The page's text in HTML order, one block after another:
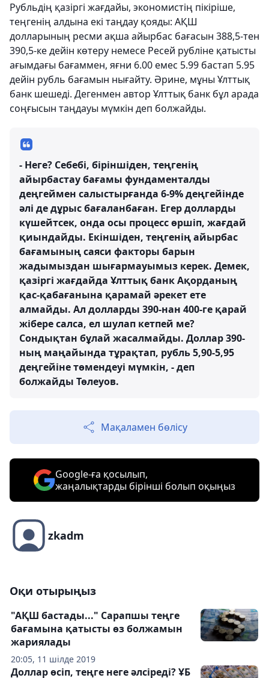
Рубльдің қазіргі жағдайы, экономистің пікіріше,
теңгенің алдына екі таңдау қояды: АҚШ
долларының ресми ақша айырбас бағасын 388,5-тен
390,5-ке дейін көтеру немесе Ресей рубліне қатысты
ағымдағы бағаммен, яғни 6.00 емес 5.99 бастап 5.95
дейін рубль бағамын нығайту. Әрине, мұны Ұлттық
банк шешеді. Дегенмен автор Ұлттық банк бұл арада
соңғысын таңдауы мүмкін деп болжайды.
- Неге? Себебі, біріншіден, теңгенің
айырбастау бағамы фундаменталды
деңгеймен салыстырғанда 6-9% деңгейінде
әлі де дұрыс бағаланбаған. Егер долларды
күшейтсек, онда осы процесс өршіп, жағдай
қиындайды. Екіншіден, теңгенің айырбас
бағамының саяси факторы барын
жадымыздан шығармауымыз керек. Демек,
қазіргі жағдайда Ұлттық банк Ақорданың
қас-қабағанына қарамай әрекет ете
алмайды. Ал долларды 390-нан 400-ге қарай
жібере салса, ел шулап кетпей ме?
Сондықтан бұлай жасалмайды. Доллар 390-
ның маңайында тұрақтап, рубль 5,90-5,95
деңгейіне төмендеуі мүмкін, - деп
болжайды Төлеуов.
Мақаламен бөлісу
Google-ға қосылып,
жаңалықтарды бірінші болып оқыңыз
zkadm
Оқи отырыңыз
20:05, 11 шілде 2019
"АҚШ бастады..." Сарапшы теңге
бағамына қатысты өз болжамын
жариялады
Доллар өсіп, теңге неге әлсіреді? ҰБ